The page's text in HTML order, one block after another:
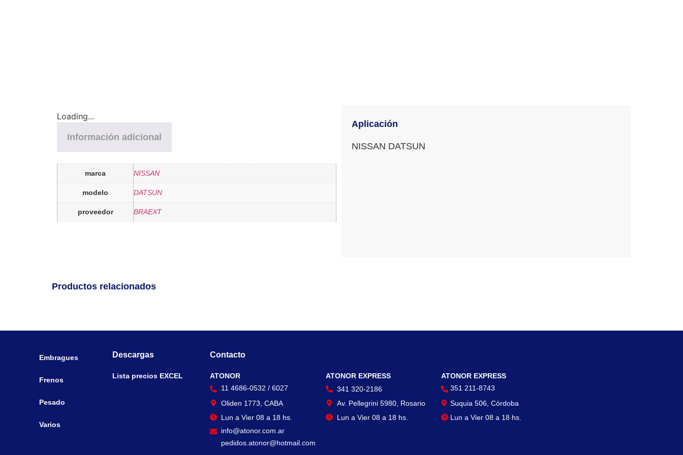
Loading...
Información adicional
marca NISSAN
modelo DATSUN
proveedor BRAEXT
Aplicación
NISSAN DATSUN
Productos relacionados
Embragues
Frenos
Pesado
Varios
Descargas
Lista precios EXCEL
Contacto
ATONOR
11 4686-0532 / 6027
Oliden 1773, CABA
Lun a Vier 08 a 18 hs.
info@atonor.com.ar
pedidos.atonor@hotmail.com
ATONOR EXPRESS
341 320-2186
Av. Pellegrini 5980, Rosario
Lun a Vier 08 a 18 hs.
ATONOR EXPRESS
351 211-8743
Suquia 506, Córdoba
Lun a Vier 08 a 18 hs.